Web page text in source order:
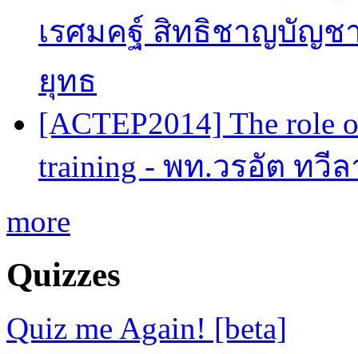
เรศมคฐ์ สิทธิชาญบัญช
ยุทธ
[ACTEP2014] The role
training - พท.วรอัต ทวี
more
Quizzes
Quiz me Again! [beta]